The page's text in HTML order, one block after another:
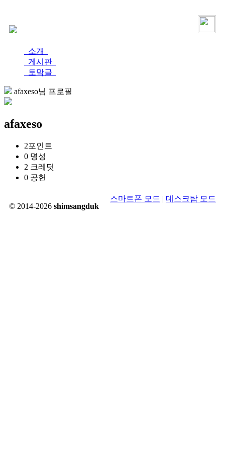
소개
게시판
토막글
afaxeso님 프로필
afaxeso
2포인트
0 명성
2 크레딧
0 공헌
© 2014-2026 shimsangduk
스마트폰 모드 | 데스크탑 모드